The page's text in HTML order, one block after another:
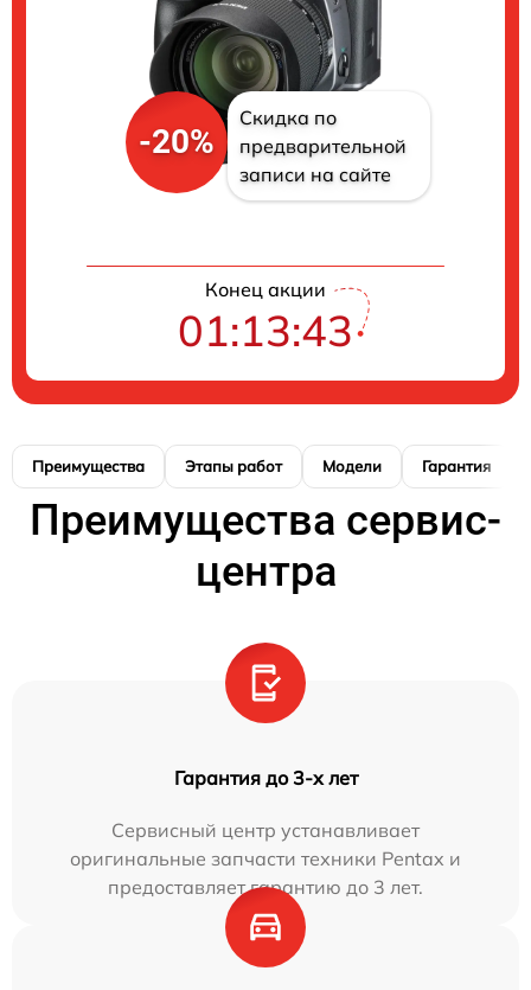
-20%
Скидка по
предварительной
записи на сайте
Конец акции
01:13:42
Преимущества Этапы работ Модели Гарантия
Преимущества сервис-
центра
Гарантия до 3-х лет
Сервисный центр устанавливает
оригинальные запчасти техники Pentax и
предоставляет гарантию до 3 лет.